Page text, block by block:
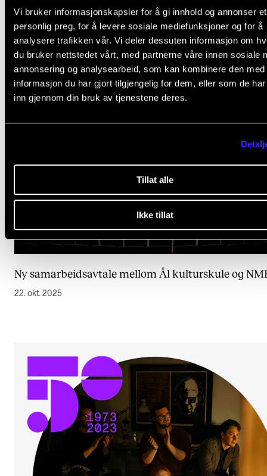
Vi bruker informasjonskapsler for å gi innhold og annonser et
personlig preg, for å levere sosiale mediefunksjoner og for å
analysere trafikken vår. Vi deler dessuten informasjon om
du bruker nettstedet vårt, med partnerne våre innen sosiale
annonsering og analysearbeid, som kan kombinere den med
informasjon du har gjort tilgjengelig for dem, eller som de
inn gjennom din bruk av tjenestene deres.
Tillat alle
Ikke tillat
ARTIKLER relevante
Ny samarbeidsavtale mellom Ål kulturskule og
22. okt. 2025